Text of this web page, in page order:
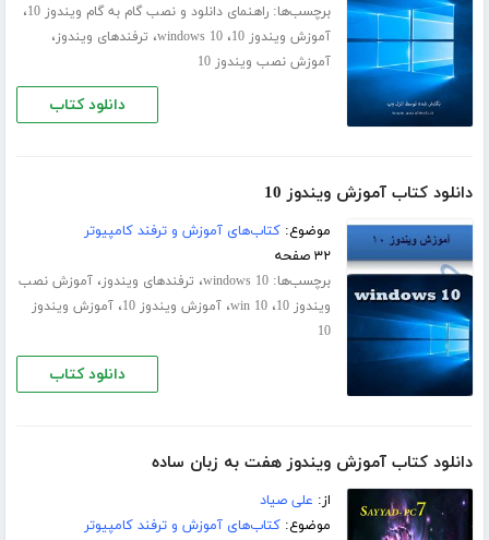
برچسب‌ها:راهنمای دانلود و نصب گام به گام ویندوز 10 ،
آموزش ویندوز 10 ،windows 10، ترفندهای ویندوز،
آموزش نصب ویندوز 10
دانلود کتاب
دانلود کتاب آموزش ویندوز 10
موضوع:کتاب‌های آموزش و ترفند کامپیوتر
۳۲ صفحه
برچسب‌ها:windows 10، ترفندهای ویندوز،آموزش نصب
ویندوز 10
،win 10،آموزش ویندوز 10 ،آموزش ویندوز
10
دانلود کتاب
دانلود کتاب آموزش ویندوز هفت به زبان ساده
از: علی صیاد
موضوع:کتاب‌های آموزش و ترفند کامپیوتر